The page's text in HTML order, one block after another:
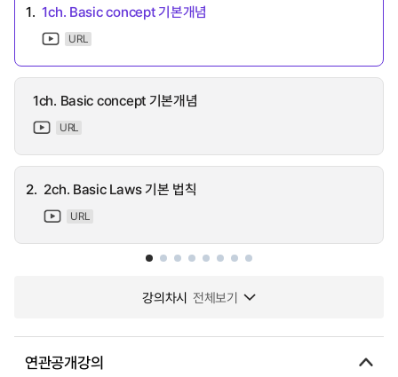
1. 1ch. Basic concept 기본개념
URL
1ch. Basic concept 기본개념
URL
2. 2ch. Basic Laws 기본 법칙
URL
강의차시 전체보기
연관공개강의